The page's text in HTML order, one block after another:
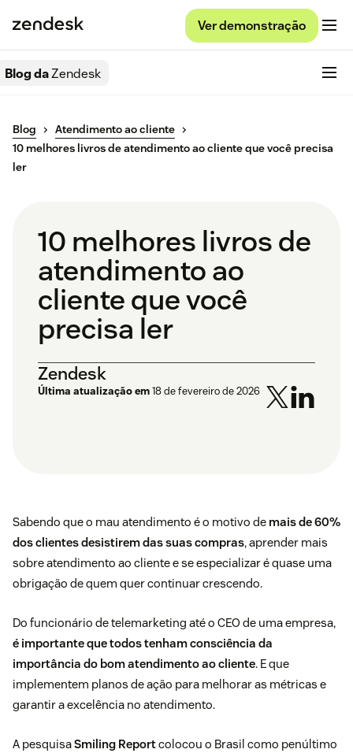
Ver demonstração
Blog daZendesk
Blog
Atendimento ao cliente
10 melhores livros de atendimento ao cliente que você precisa
ler
10 melhores livros de
atendimento ao
cliente que você
precisa ler
Zendesk
Última atualização em18 de fevereiro de 2026
Sabendo que o mau atendimento é o motivo de mais de 60%
dos clientes desistirem das suas compras, aprender mais
sobre atendimento ao cliente e se especializar é quase uma
obrigação de quem quer continuar crescendo.
Do funcionário de telemarketing até o CEO de uma empresa,
é importante que todos tenham consciência da
importância do bom atendimento ao cliente. E que
implementem planos de ação para melhorar as métricas e
garantir a excelência no atendimento.
A pesquisaSmiling Reportcolocou o Brasil como penúltimo